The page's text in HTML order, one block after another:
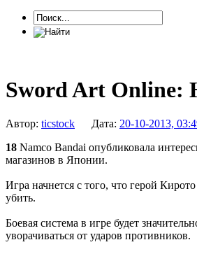
Sword Art Online:
Автор: ticstock Дата: 20-10-2013,
18 Namco Bandai опубликовала
магазинов в Японии.
Игра начнется с того, что герой
убить.
Боевая система в игре будет
уворачиваться от ударов противников.